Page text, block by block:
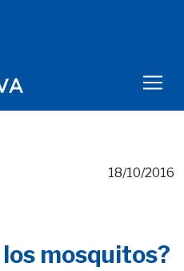
18/10/2016
mosquitos?